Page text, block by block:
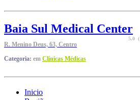
Baia Sul Medical Center
5.0 (
R. Menino Deus, 63, Centro
Categoria: em Clínicas Médicas
Inicio